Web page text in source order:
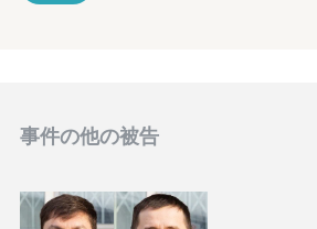
事件の他の被告